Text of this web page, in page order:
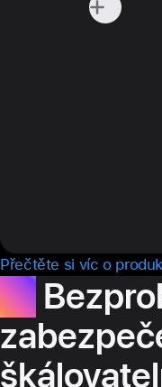
Přečtěte si víc o
IT.